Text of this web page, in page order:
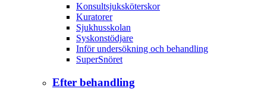
Konsultsjuksköterskor
Kuratorer
Sjukhusskolan
Syskonstödjare
Inför undersökning och behandling
SuperSnöret
Efter behandling